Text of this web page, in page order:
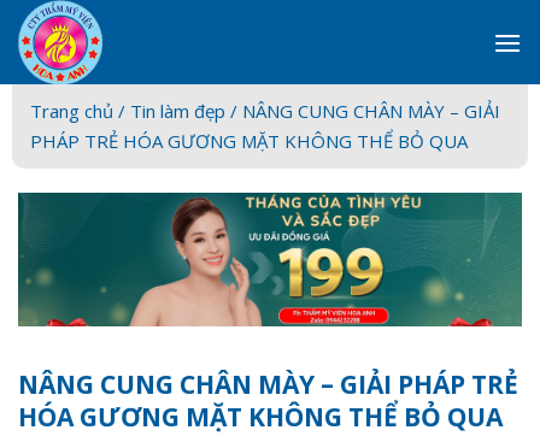
Skip
to
content
Trang chủ / Tin làm đẹp / NÂNG CUNG CHÂN MÀY – GIẢI
PHÁP TRẺ HÓA GƯƠNG MẶT KHÔNG THỂ BỎ QUA
NÂNG CUNG CHÂN MÀY – GIẢI PHÁP TRẺ
HÓA GƯƠNG MẶT KHÔNG THỂ BỎ QUA